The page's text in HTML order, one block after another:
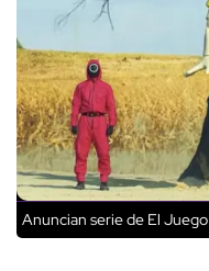
Anuncian serie de El